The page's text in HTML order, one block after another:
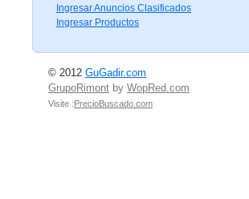
Ingresar Anuncios Clasificados
Ingresar Productos
© 2012 GuGadir.com
GrupoRimont by WopRed.com
Visite :PrecioBuscado.com